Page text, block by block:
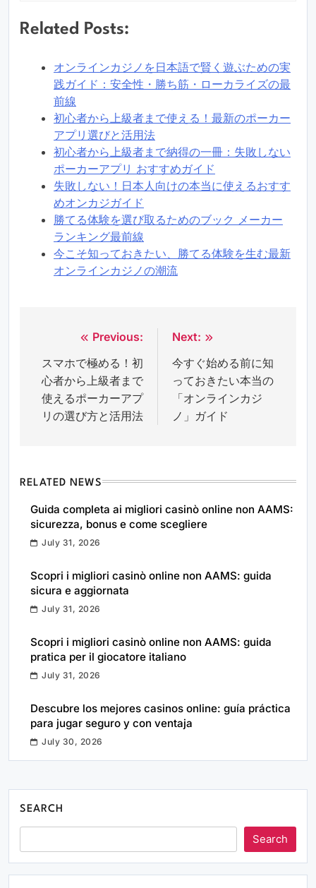
Related Posts:
オンラインカジノを日本語で賢く遊ぶための実
践ガイド：安全性・勝ち筋・ローカライズの最
前線
初心者から上級者まで使える！最新のポーカー
アプリ選びと活用法
初心者から上級者まで納得の一冊：失敗しない
ポーカーアプリ おすすめガイド
失敗しない！日本人向けの本当に使えるおすす
めオンカジガイド
勝てる体験を選び取るためのブック メーカー
ランキング最前線
今こそ知っておきたい、勝てる体験を生む最新
オンラインカジノの潮流
navigation
Previous:
スマホで極める！初
心者から上級者まで
使えるポーカーアプ
リの選び方と活用法
Next:
今すぐ始める前に知
っておきたい本当の
「オンラインカジ
ノ」ガイド
RELATED NEWS
Guida completa ai migliori casinò online non AAMS:
sicurezza, bonus e come scegliere
July 31, 2026
Scopri i migliori casinò online non AAMS: guida
sicura e aggiornata
July 31, 2026
Scopri i migliori casinò online non AAMS: guida
pratica per il giocatore italiano
July 31, 2026
Descubre los mejores casinos online: guía práctica
para jugar seguro y con ventaja
July 30, 2026
SEARCH
Search